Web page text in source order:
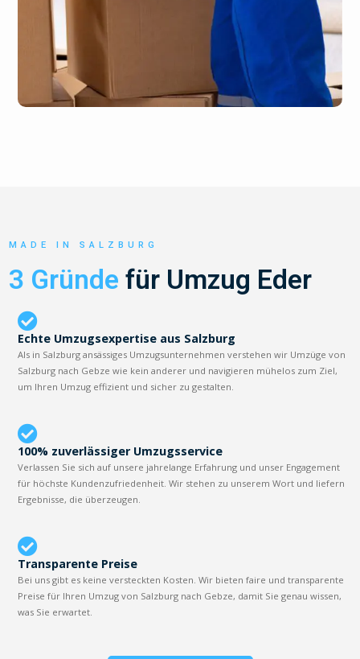
MADE IN SALZBURG
3 Gründe für Umzug Eder
Echte Umzugsexpertise aus Salzburg
Als in Salzburg ansässiges Umzugsunternehmen verstehen wir Umzüge von
Salzburg nach Gebze wie kein anderer und navigieren mühelos zum Ziel,
um Ihren Umzug effizient und sicher zu gestalten.
100% zuverlässiger Umzugsservice
Verlassen Sie sich auf unsere jahrelange Erfahrung und unser Engagement
für höchste Kundenzufriedenheit. Wir stehen zu unserem Wort und liefern
Ergebnisse, die überzeugen.
Transparente Preise
Bei uns gibt es keine versteckten Kosten. Wir bieten faire und transparente
Preise für Ihren Umzug von Salzburg nach Gebze, damit Sie genau wissen,
was Sie erwartet.